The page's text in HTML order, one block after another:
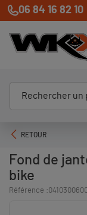
06 84 16 82 10
RETOUR
Fond de
bike
Référence :